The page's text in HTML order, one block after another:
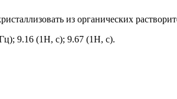
из органических
9.16 (1Н, с); 9.67 (1Н, с).